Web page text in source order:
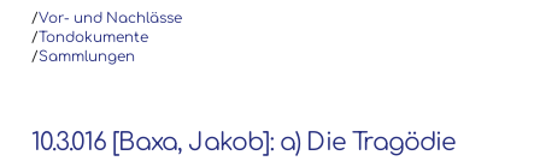
/Vor- und Nachlässe
/Tondokumente
/Sammlungen
10.3.016 [Baxa, Jakob]: a) Die Tragödie